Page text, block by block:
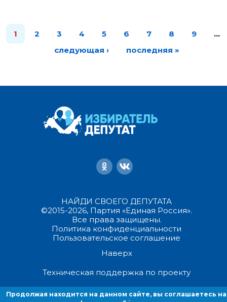
1 2 3 4 5 6 7 8 9
…
следующая ›
последняя »
НАЙДИ СВОЕГО ДЕПУТАТА
©2015-2026, Партия «Единая Россия».
Все права защищены.
Политика конфиденциальности
Пользовательское соглашение
Наверх
Техническая поддержка по проекту
Продолжая находиться на данном сайте, вы соглашаетесь на
Продолжая находится на данном сайте, вы соглашаетесь на